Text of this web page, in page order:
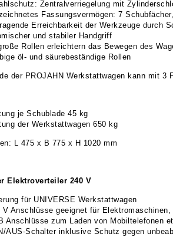
Zentralverriegelung mit
Fassungsvermögen: 7
Erreichbarkeit der Werkzeuge durch
und stabiler Handgriff
Rollen erleichtern das Bewegen des
öl- und säurebeständige Rollen
der PROJAHN Werkstattwagen kann mit
je Schublade 45 kg
der Werkstattwagen 650 kg
L 475 x B 775 x H 1020 mm
Elektroverteiler 240 V
für UNIVERSE Werkstattwagen
V Anschlüsse geeignet für
Anschlüsse zum Laden von Mobiltelefonen
AUS-Schalter inklusive Schutz gegen